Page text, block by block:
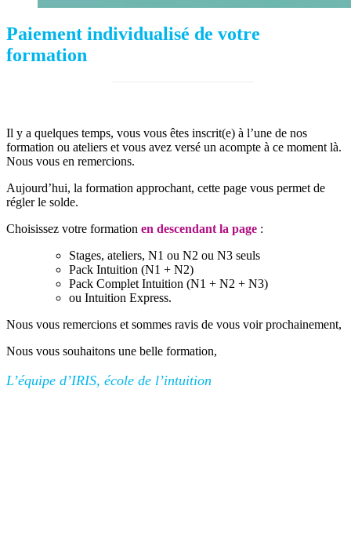
Paiement individualisé de votre
formation
Il y a quelques temps, vous vous êtes inscrit(e) à l’une de nos
formation ou ateliers et vous avez versé un acompte à ce moment là.
Nous vous en remercions.
Aujourd’hui, la formation approchant, cette page vous permet de
régler le solde.
Choisissez votre formation en descendant la page :
Stages, ateliers, N1 ou N2 ou N3 seuls
Pack Intuition (N1 + N2)
Pack Complet Intuition (N1 + N2 + N3)
ou Intuition Express.
Nous vous remercions et sommes ravis de vous voir prochainement,
Nous vous souhaitons une belle formation,
L’équipe d’IRIS, école de l’intuition